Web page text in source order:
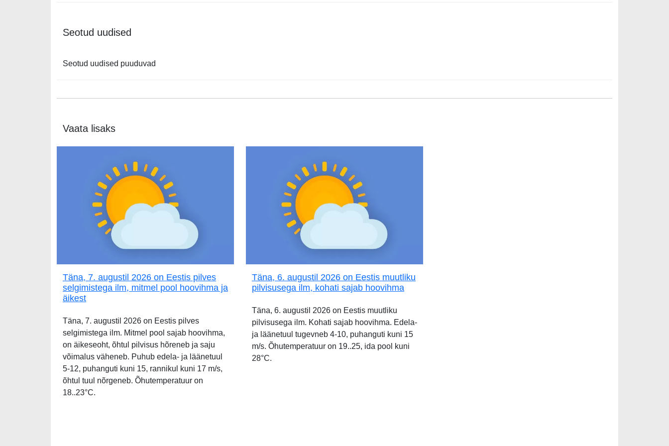
Seotud uudised
Seotud uudised puuduvad
Vaata lisaks
Täna, 7. augustil 2026 on Eestis pilves
selgimistega ilm, mitmel pool hoovihma ja
äikest
Täna, 7. augustil 2026 on Eestis pilves
selgimistega ilm. Mitmel pool sajab hoovihma,
on äikeseoht, õhtul pilvisus hõreneb ja saju
võimalus väheneb. Puhub edela- ja läänetuul
5-12, puhanguti kuni 15, rannikul kuni 17 m/s,
õhtul tuul nõrgeneb. Õhutemperatuur on
18..23°C.
Täna, 6. augustil 2026 on Eestis muutliku
pilvisusega ilm, kohati sajab hoovihma
Täna, 6. augustil 2026 on Eestis muutliku
pilvisusega ilm. Kohati sajab hoovihma. Edela-
ja läänetuul tugevneb 4-10, puhanguti kuni 15
m/s. Õhutemperatuur on 19..25, ida pool kuni
28°C.